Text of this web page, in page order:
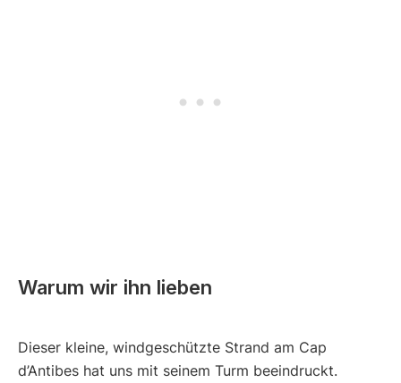
Warum wir ihn lieben
Dieser kleine, windgeschützte Strand am Cap
d’Antibes hat uns mit seinem Turm beeindruckt.